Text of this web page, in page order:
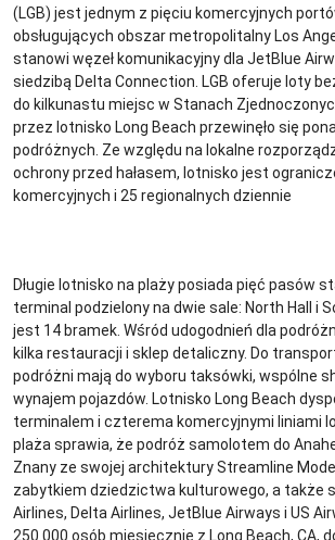
(LGB) jest jednym z pięciu komercyjnych
obsługujących obszar metropolitalny Los
stanowi węzeł komunikacyjny dla JetBlue
siedzibą Delta Connection. LGB oferuje loty
do kilkunastu miejsc w Stanach
przez lotnisko Long Beach przewinęło się
podróżnych. Ze względu na lokalne
ochrony przed hałasem, lotnisko jest
komercyjnych i 25 regionalnych dziennie
Długie lotnisko na plaży posiada pięć pasów
terminal podzielony na dwie sale: North Hall i
jest 14 bramek. Wśród udogodnień dla
kilka restauracji i sklep detaliczny. Do
podróżni mają do wyboru taksówki, wspólne
wynajem pojazdów. Lotnisko Long Beach
terminalem i czterema komercyjnymi liniami
plaża sprawia, że podróż samolotem do
Znany ze swojej architektury Streamline
zabytkiem dziedzictwa kulturowego, a także
Airlines, Delta Airlines, JetBlue Airways i US
250.000 osób miesięcznie z Long Beach, CA,